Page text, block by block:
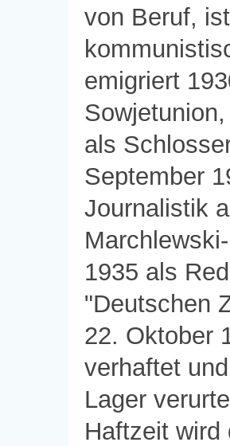
von Beruf,
emigriert
als
September
Journalistik
1935 als
"Deutschen
22. Oktober
verhaftet
Lager
Haftzeit wird